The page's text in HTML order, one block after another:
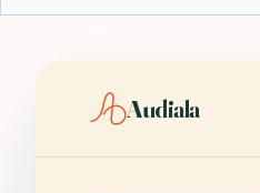
Audiala